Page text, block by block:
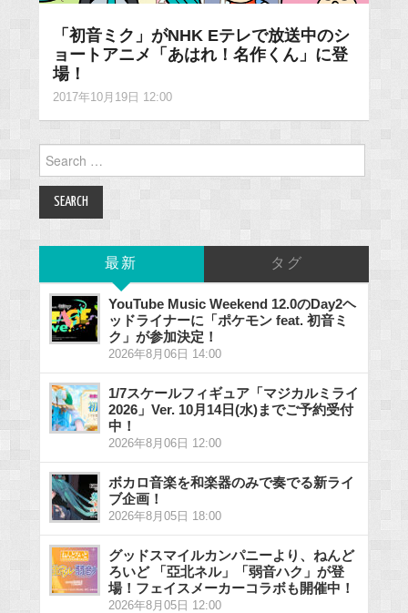
「初音ミク」がNHK Eテレで放送中のシ
ョートアニメ「あはれ！名作くん」に登
場！
2017年10月19日 12:00
for:
最新 タグ
YouTube Music Weekend 12.0のDay2ヘ
ッドライナーに「ポケモン feat. 初音ミ
ク」が参加決定！
2026年8月06日 14:00
1/7スケールフィギュア「マジカルミライ
2026」Ver. 10月14日(水)までご予約受付
中！
2026年8月06日 12:00
ボカロ音楽を和楽器のみで奏でる新ライ
ブ企画！
2026年8月05日 18:00
グッドスマイルカンパニーより、ねんど
ろいど 「亞北ネル」「弱音ハク」が登
場！フェイスメーカーコラボも開催中！
2026年8月05日 12:00